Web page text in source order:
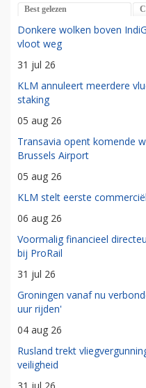
Best gelezen
Donkere wolken boven
vloot weg
31 jul 26
KLM annuleert meerdere
staking
05 aug 26
Transavia opent komende
Brussels Airport
05 aug 26
KLM stelt eerste
06 aug 26
Voormalig financieel
bij ProRail
31 jul 26
Groningen vanaf nu
uur rijden'
04 aug 26
Rusland trekt
veiligheid